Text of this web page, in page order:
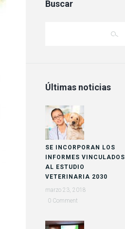
Buscar
Últimas noticias
SE INCORPORAN LOS
INFORMES VINCULADOS
AL ESTUDIO
VETERINARIA 2030
marzo 23, 2018
0